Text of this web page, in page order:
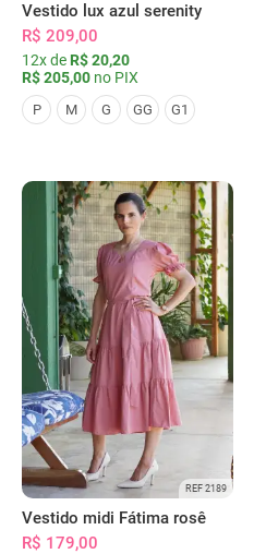
Vestido lux azul serenity
R$ 209,00
12x de R$ 20,20
R$ 205,00 no PIX
P M G GG G1
REF 2189
Vestido midi Fátima rosê
R$ 179,00